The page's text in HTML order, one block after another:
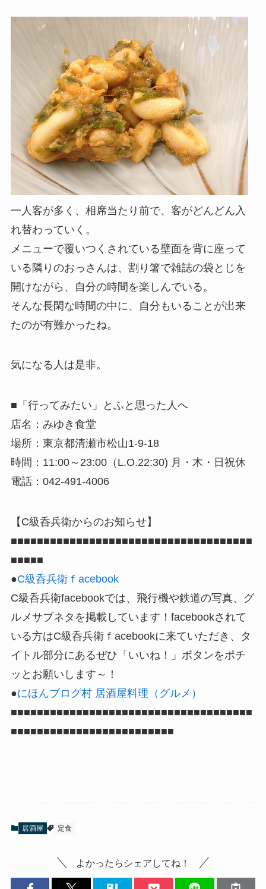
一人客が多く、相席当たり前で、客がどんどん入
れ替わっていく。
メニューで覆いつくされている壁面を背に座って
いる隣りのおっさんは、割り箸で雑誌の袋とじを
開けながら、自分の時間を楽しんでいる。
そんな長閑な時間の中に、自分もいることが出来
たのが有難かったね。
気になる人は是非。
■「行ってみたい」とふと思った人へ
店名：みゆき食堂
場所：東京都清瀬市松山1-9-18
時間：11:00～23:00（L.O.22:30) 月・木・日祝休
電話：042-491-4006
【C級呑兵衛からのお知らせ】
■■■■■■■■■■■■■■■■■■■■■■■■■■■■■■■■■■■■■
■■■■■
●C級呑兵衛ｆacebook
C級呑兵衛facebookでは、飛行機や鉄道の写真、グ
ルメサブネタを掲載しています！facebookされて
いる方はC級呑兵衛ｆacebookに来ていただき、タ
イトル部分にあるぜひ「いいね！」ボタンをポチ
ッとお願いします～！
●にほんブログ村 居酒屋料理（グルメ）
■■■■■■■■■■■■■■■■■■■■■■■■■■■■■■■■■■■■■
■■■■■■■■■■■■■■■■■■■■■■■■■
居酒屋 定食
よかったらシェアしてね！